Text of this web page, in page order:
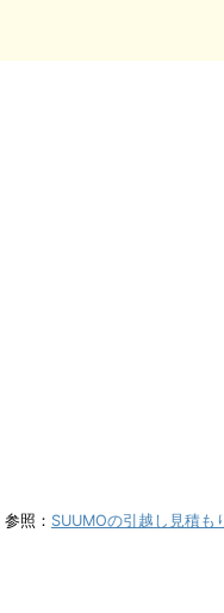
参照： SUUMOの引越し見積も